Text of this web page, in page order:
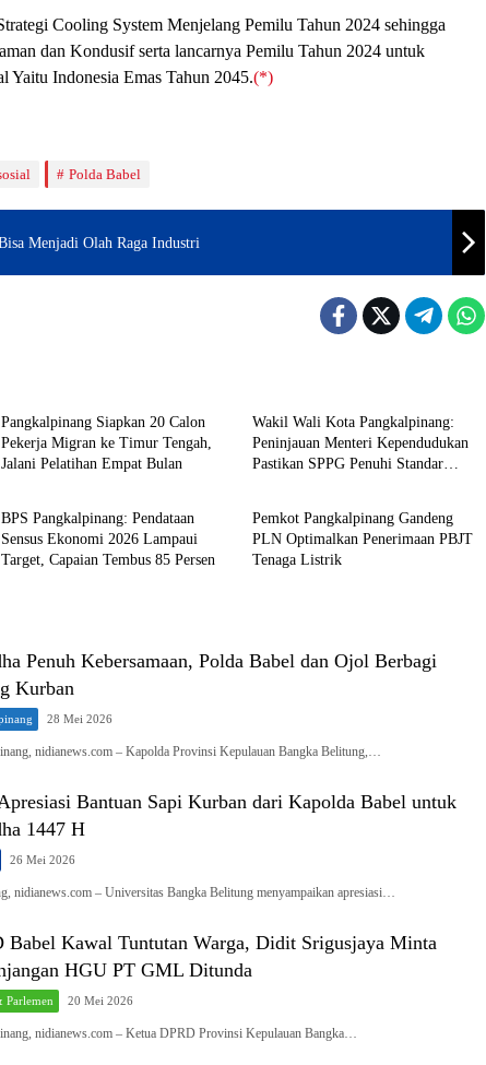
Cooling System Menjelang Pemilu Tahun 2024 sehingga
dan Kondusif serta lancarnya Pemilu Tahun 2024 untuk
Yaitu Indonesia Emas Tahun 2045.(*)
Polda Babel
Menjadi Olah Raga Industri
Pangkalpinang Siapkan 20 Calon
Pekerja Migran ke Timur Tengah,
Jalani Pelatihan Empat Bulan
Wakil Wali Kota Pangkalpinang:
Peninjauan Menteri Kependudukan
Pastikan SPPG Penuhi Standar
BPS Pangkalpinang: Pendataan
Sensus Ekonomi 2026 Lampaui
Target, Capaian Tembus 85 Persen
Pemkot Pangkalpinang Gandeng
PLN Optimalkan Penerimaan PBJT
Tenaga Listrik
Penuh Kebersamaan, Polda Babel dan Ojol Berbagi
Kurban
28 Mei 2026
nidianews.com – Kapolda Provinsi Kepulauan Bangka Belitung,…
Bantuan Sapi Kurban dari Kapolda Babel untuk
1447 H
26 Mei 2026
nidianews.com – Universitas Bangka Belitung menyampaikan apresiasi…
Babel Kawal Tuntutan Warga, Didit Srigusjaya Minta
HGU PT GML Ditunda
20 Mei 2026
nidianews.com – Ketua DPRD Provinsi Kepulauan Bangka…